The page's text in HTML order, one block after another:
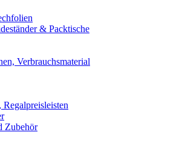
& Packtische
Verbrauchsmaterial
Regalpreisleisten
Zubehör